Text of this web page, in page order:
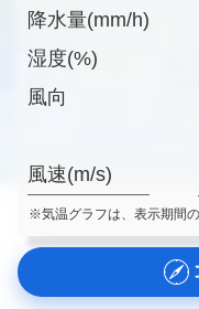
降水量(mm/h)
湿度(%)
風向
風速(m/s)
※気温グラフは、表示期間